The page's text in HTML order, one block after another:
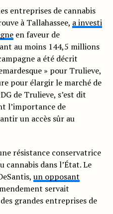
entreprises de cannabis
à Tallahassee, a investi
en faveur de
au moins 144,5 millions
a été décrit
» pour Trulieve,
pour élargir le marché de
de Trulieve, s’est dit
l’importance de
un accès sûr au
résistance conservatrice
cannabis dans l’État. Le
un opposant
servait
grandes entreprises de